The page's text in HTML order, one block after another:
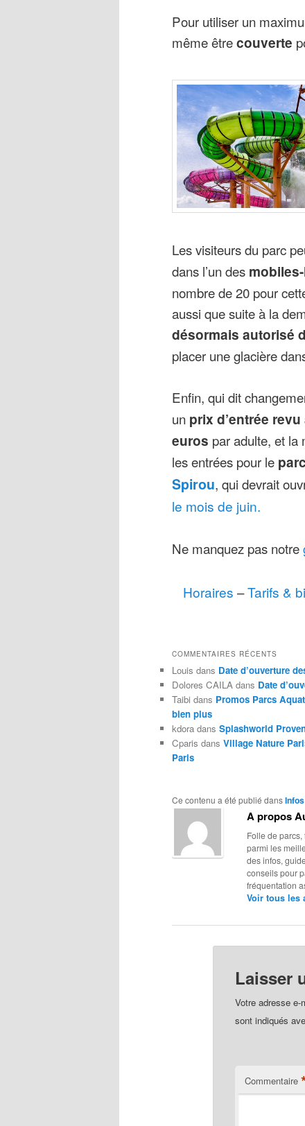
Pour utiliser un
même êtrecouverte
Les visiteurs du parc
dans l’un des
nombre de 20 pour
aussi que suite à la
désormais autorisé
placer une glacière
Enfin, qui dit
un prix d’entrée
euros par adulte, et la
les entrées pour le
Spirou, qui devrait
le mois de juin.
Ne manquez pas notre
Horaires –Tarifs &
COMMENTAIRES RÉCENTS
Louis dans Date d’ouverture
Dolores CAILA dans Date
Taibi dans Promos Parcs
bien plus
kdora dans Splashworld
Cparis dans Village Nature
Paris
Ce contenu a été publié dans
A propos
Folle de
parmi les
des infos,
conseils pour
fréquentation
Voir tous les
Laisser
Votre adresse e-
sont indiqués
Commentaire